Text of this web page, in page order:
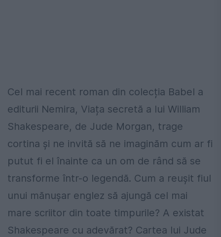
Cel mai recent roman din colecția Babel a
editurii Nemira, Viața secretă a lui William
Shakespeare, de Jude Morgan, trage
cortina și ne invită să ne imaginăm cum ar fi
putut fi el înainte ca un om de rând să se
transforme într-o legendă. Cum a reușit fiul
unui mănușar englez să ajungă cel mai
mare scriitor din toate timpurile? A existat
Shakespeare cu adevărat? Cartea lui Jude